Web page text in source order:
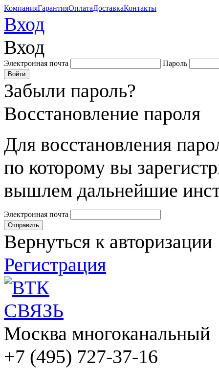
КомпанияГарантияОплатаДоставкаКонтакты
Вход
Вход
Электронная почта Пароль
Забыли пароль?
Восстановление пароля
Для восстановления
по которому вы
вышлем дальнейшие
Электронная почта
Вернуться к авторизации
Регистрация
Москва многоканальный
+7 (495) 727-37-16